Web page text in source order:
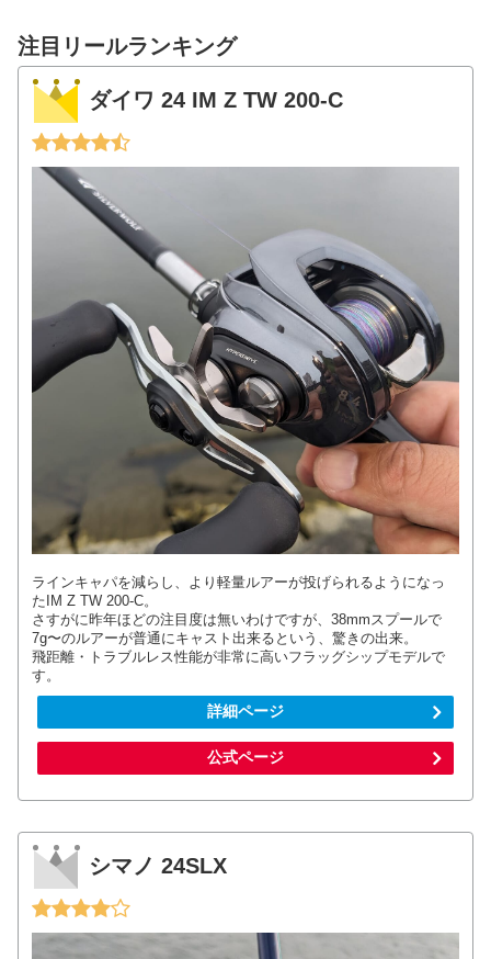
注目リールランキング
ダイワ 24 IM Z TW 200-C
ラインキャパを減らし、より軽量ルアーが投げられるようになっ
たIM Z TW 200-C。
さすがに昨年ほどの注目度は無いわけですが、38mmスプールで
7g〜のルアーが普通にキャスト出来るという、驚きの出来。
飛距離・トラブルレス性能が非常に高いフラッグシップモデルで
す。
詳細ページ
公式ページ
シマノ 24SLX